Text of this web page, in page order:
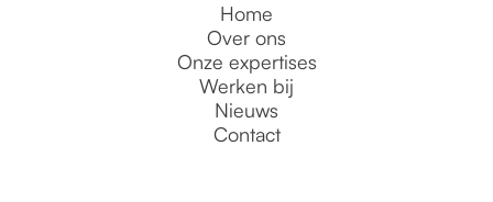
Home
Over ons
Onze expertises
Werken bij
Nieuws
Contact